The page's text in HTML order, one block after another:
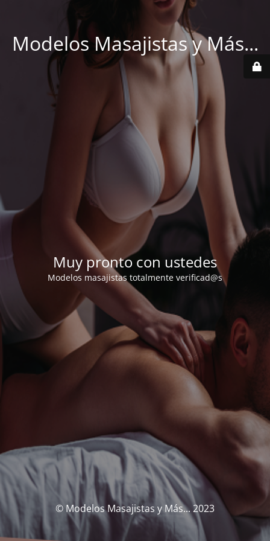
Modelos Masajistas y Más...
Muy pronto con ustedes
Modelos masajistas totalmente verificad@s
© Modelos Masajistas y Más... 2023